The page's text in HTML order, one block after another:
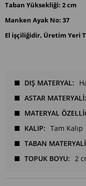
Taban Yüksekliği: 2 cm
Manken Ayak No: 37
El işçiliğidir, Üretim Yeri
DIŞ MATERYAL
ASTAR MATERYALİ
MATERYAL
KALIP
Tam Kalıp
TABAN MATERYALİ
TOPUK BOYU
2